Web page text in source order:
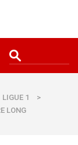
LIGUE 1
>
LONG